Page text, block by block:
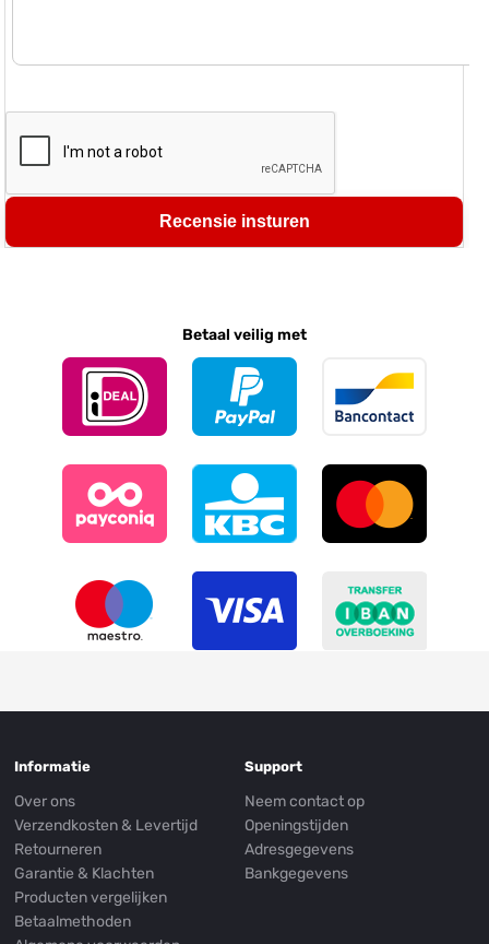
Recensie insturen
Betaal veilig met
Informatie
Over ons
Verzendkosten & Levertijd
Retourneren
Garantie & Klachten
Producten vergelijken
Betaalmethoden
Support
Neem contact op
Openingstijden
Adresgegevens
Bankgegevens